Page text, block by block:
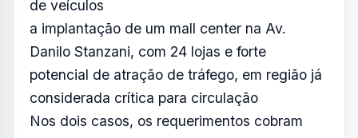
de veículos
a implantação de um mall center na Av.
Danilo Stanzani, com 24 lojas e forte
potencial de atração de tráfego, em região já
considerada crítica para circulação
Nos dois casos, os requerimentos cobram